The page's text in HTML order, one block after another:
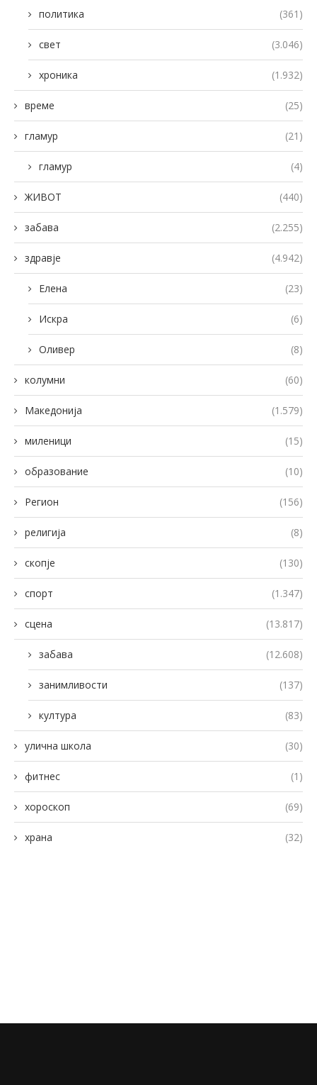
политика (361)
свет (3.046)
хроника (1.932)
време (25)
гламур (21)
гламур (4)
ЖИВОТ (440)
забава (2.255)
здравје (4.942)
Елена (23)
Искра (6)
Оливер (8)
колумни (60)
Македонија (1.579)
миленици (15)
образование (10)
Регион (156)
религија (8)
скопје (130)
спорт (1.347)
сцена (13.817)
забава (12.608)
занимливости (137)
култура (83)
улична школа (30)
фитнес (1)
хороскоп (69)
храна (32)